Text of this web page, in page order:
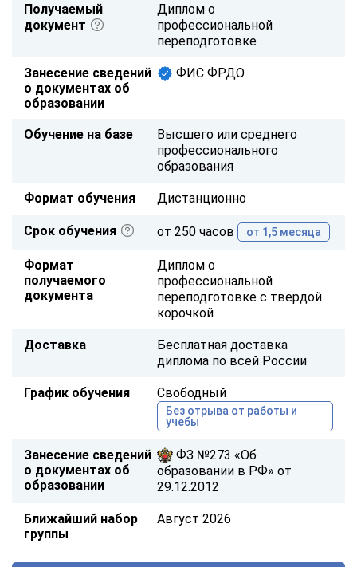
Получаемый
документ
Диплом о
профессиональной
переподготовке
Занесение сведений
о документах об
образовании
ФИС ФРДО
Обучение на базе
Высшего или среднего
профессионального
образования
Формат обучения Дистанционно
Срок обучения от 250 часов от 1,5 месяца
Формат
получаемого
документа
Диплом о
профессиональной
переподготовке с твердой
корочкой
Доставка
Бесплатная доставка
диплома по всей России
График обучения Свободный
Без отрыва от работы и
учебы
Занесение сведений
о документах об
образовании
ФЗ №273 «Об
образовании в РФ» от
29.12.2012
Ближайший набор
группы
Август 2026